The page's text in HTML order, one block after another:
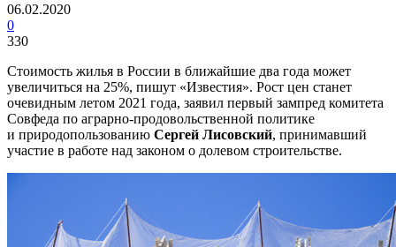
06.02.2020
0
330
Стоимость жилья в России в ближайшие два года может
увеличиться на 25%, пишут «Известия». Рост цен станет
очевидным летом 2021 года, заявил первый зампред комитета
Совфеда по аграрно-продовольственной политике
и природопользованию Сергей Лисовский, принимавший
участие в работе над законом о долевом строительстве.